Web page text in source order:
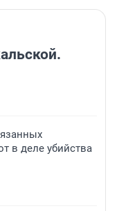
в деле убийства